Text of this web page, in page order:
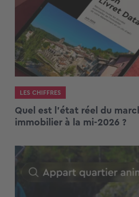
LES CHIFFRES
Quel est l’état réel du
immobilier à la mi-2026 ?